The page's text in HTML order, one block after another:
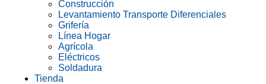
Construcción
Levantamiento Transporte Diferenciales
Grifería
Línea Hogar
Agrícola
Eléctricos
Soldadura
Tienda